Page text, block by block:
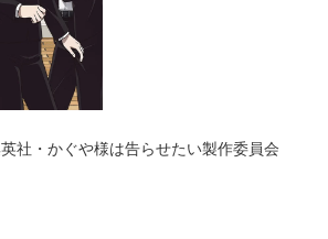
社・かぐや様は告らせたい製作委員会